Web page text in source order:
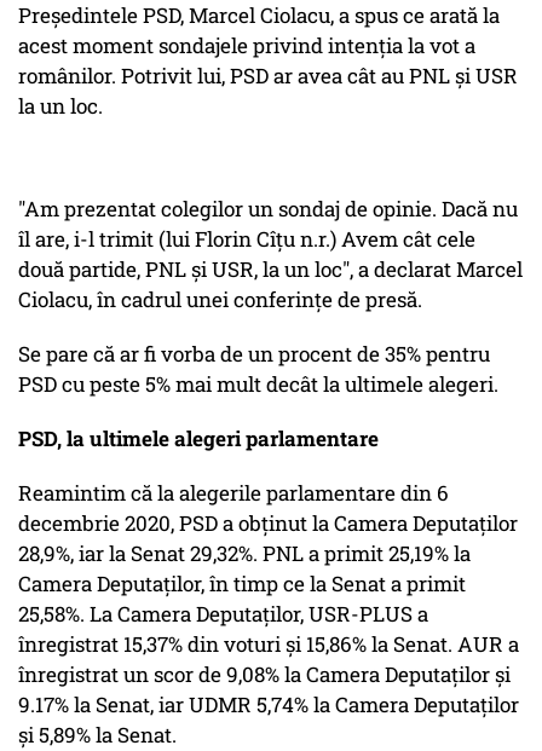
Președintele PSD, Marcel Ciolacu, a spus ce arată la
acest moment sondajele privind intenția la vot a
românilor. Potrivit lui, PSD ar avea cât au PNL și USR
la un loc.
"Am prezentat colegilor un sondaj de opinie. Dacă nu
îl are, i-l trimit (lui Florin Cîțu n.r.) Avem cât cele
două partide, PNL și USR, la un loc", a declarat Marcel
Ciolacu, în cadrul unei conferințe de presă.
Se pare că ar fi vorba de un procent de 35% pentru
PSD cu peste 5% mai mult decât la ultimele alegeri.
PSD, la ultimele alegeri parlamentare
Reamintim că la alegerile parlamentare din 6
decembrie 2020, PSD a obținut la Camera Deputaților
28,9%, iar la Senat 29,32%. PNL a primit 25,19% la
Camera Deputaților, în timp ce la Senat a primit
25,58%. La Camera Deputaților, USR-PLUS a
înregistrat 15,37% din voturi și 15,86% la Senat. AUR a
înregistrat un scor de 9,08% la Camera Deputaților și
9.17% la Senat, iar UDMR 5,74% la Camera Deputaților
și 5,89% la Senat.